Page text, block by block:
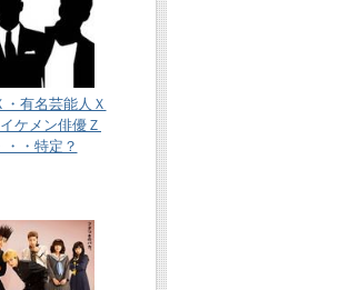
有名芸能人Ｘ
ケメン俳優Ｚ
・・特定？